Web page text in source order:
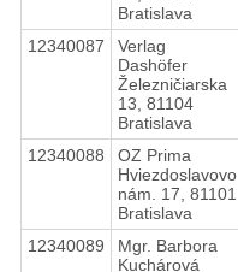
Bratislava
12340087
Verlag
Dashöfer
Železničiarska
13, 81104
Bratislava
12340088
OZ Prima
Hviezdoslavovo
nám. 17, 81101
Bratislava
12340089
Mgr. Barbora
Kuchárová